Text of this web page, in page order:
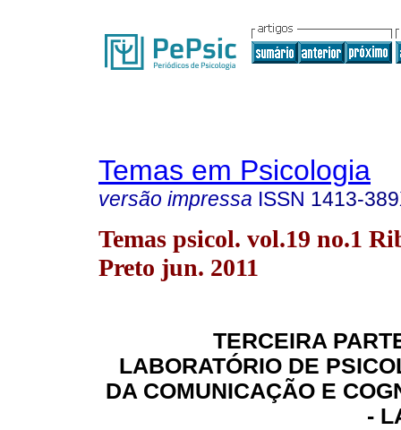
Temas em Psicologia
versão impressa ISSN 1413-
Temas psicol. vol.19 no.1
Preto jun. 2011
TERCEIRA
LABORATÓRIO DE
DA COMUNICAÇÃO E
-